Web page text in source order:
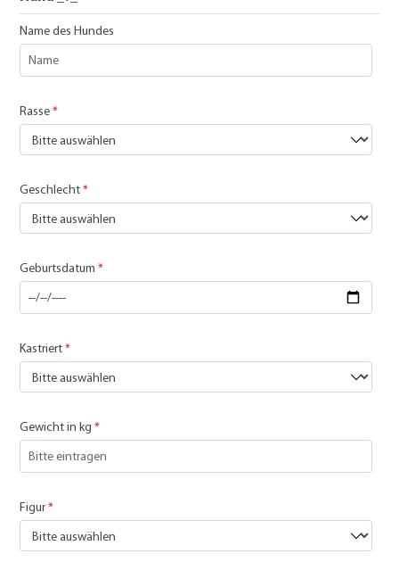
Name des Hundes
Rasse*
Geschlecht*
Geburtsdatum *
Kastriert*
Gewicht in kg *
Figur*